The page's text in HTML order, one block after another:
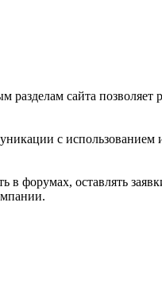
разделам сайта
с
в форумах, оставлять